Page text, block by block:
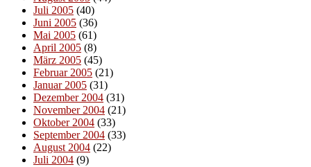
Juli 2005 (40)
Juni 2005 (36)
Mai 2005 (61)
April 2005 (8)
März 2005 (45)
Februar 2005 (21)
Januar 2005 (31)
Dezember 2004 (31)
November 2004 (21)
Oktober 2004 (33)
September 2004 (33)
August 2004 (22)
Juli 2004 (9)